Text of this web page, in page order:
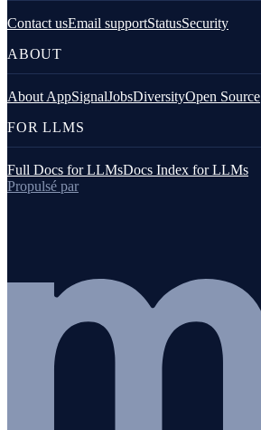
Contact usEmail supportStatusSecurity
ABOUT
About AppSignalJobsDiversityOpen Source
FOR LLMS
Full Docs for LLMsDocs Index for LLMs
Propulsé par